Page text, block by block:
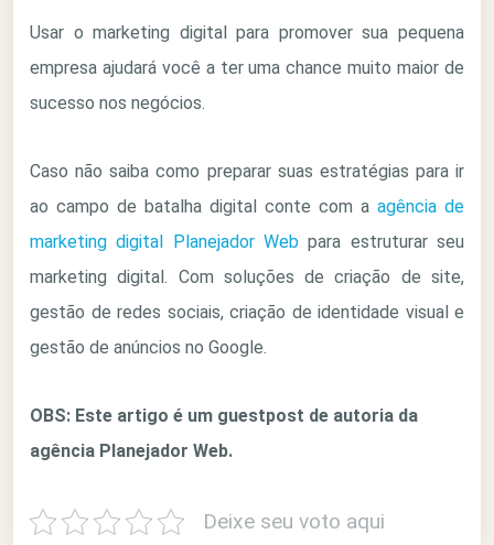
Usar o marketing digital para promover sua pequena
empresa ajudará você a ter uma chance muito maior de
sucesso nos negócios.
Caso não saiba como preparar suas estratégias para ir
ao campo de batalha digital conte com a agência de
marketing digital Planejador Web para estruturar seu
marketing digital. Com soluções de criação de site,
gestão de redes sociais, criação de identidade visual e
gestão de anúncios no Google.
OBS: Este artigo é um guestpost de autoria da
agência Planejador Web.
Deixe seu voto aqui